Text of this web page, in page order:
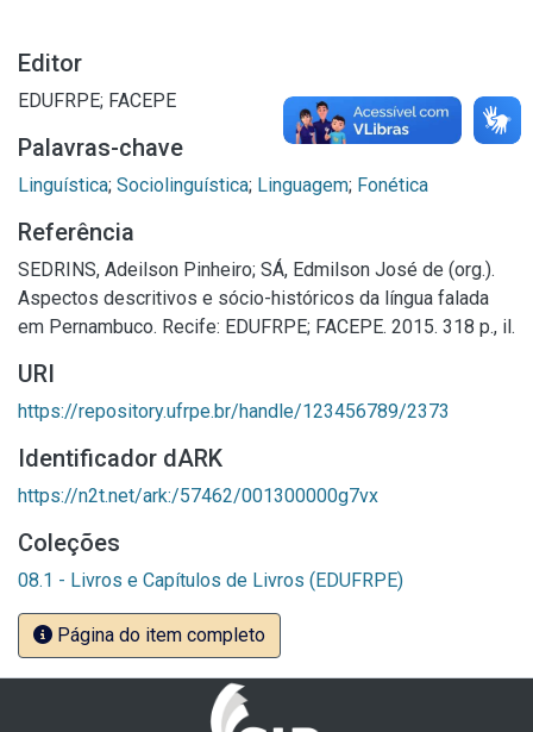
Editor
EDUFRPE; FACEPE
Palavras-chave
Linguística; Sociolinguística; Linguagem; Fonética
Referência
SEDRINS, Adeilson Pinheiro; SÁ, Edmilson José de (org.).
Aspectos descritivos e sócio-históricos da língua falada
em Pernambuco. Recife: EDUFRPE; FACEPE. 2015. 318 p., il.
URI
https://repository.ufrpe.br/handle/123456789/2373
Identificador dARK
https://n2t.net/ark:/57462/001300000g7vx
Coleções
08.1 - Livros e Capítulos de Livros (EDUFRPE)
Página do item completo